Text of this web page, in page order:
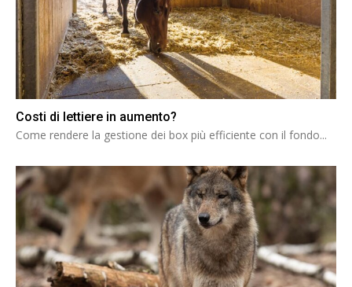
Costi di lettiere in aumento?
Come rendere la gestione dei box più efficiente con il fondo...